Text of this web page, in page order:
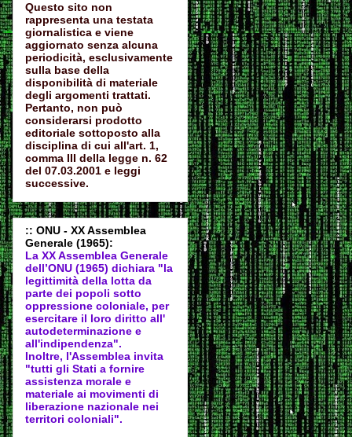
Questo sito non
rappresenta una testata
giornalistica e viene
aggiornato senza alcuna
periodicità, esclusivamente
sulla base della
disponibilità di materiale
degli argomenti trattati.
Pertanto, non può
considerarsi prodotto
editoriale sottoposto alla
disciplina di cui all'art. 1,
comma III della legge n. 62
del 07.03.2001 e leggi
successive.
:: ONU - XX Assemblea
Generale (1965):
La XX Assemblea Generale
dell’ONU (1965) dichiara "la
legittimità della lotta da
parte dei popoli sotto
oppressione coloniale, per
esercitare il loro diritto all'
autodeterminazione e
all'indipendenza".
Inoltre, l'Assemblea invita
"tutti gli Stati a fornire
assistenza morale e
materiale ai movimenti di
liberazione nazionale nei
territori coloniali".